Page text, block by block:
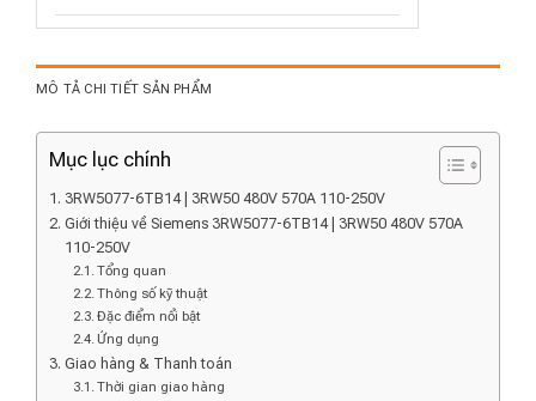
MÔ TẢ CHI TIẾT SẢN PHẨM
Mục lục chính
3RW5077-6TB14 | 3RW50 480V 570A 110-250V
Giới thiệu về Siemens 3RW5077-6TB14 | 3RW50 480V 570A
110-250V
Tổng quan
Thông số kỹ thuật
Đặc điểm nổi bật
Ứng dụng
Giao hàng & Thanh toán
Thời gian giao hàng